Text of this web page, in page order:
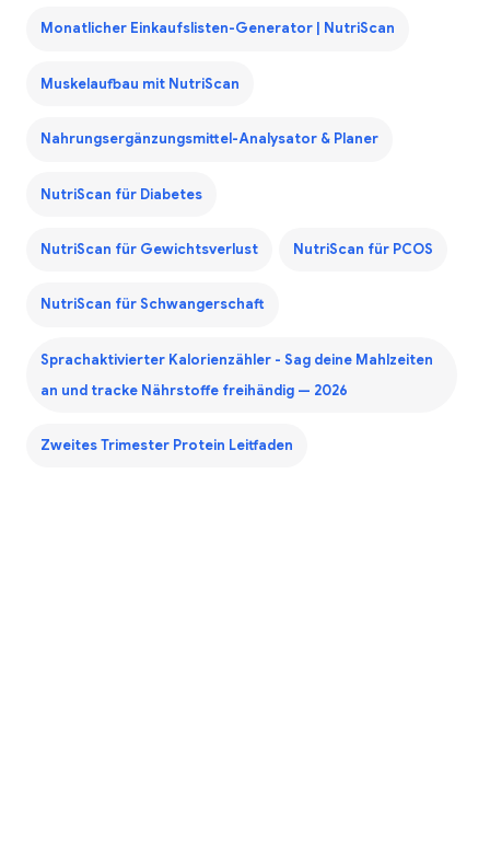
Monatlicher Einkaufslisten-Generator | NutriScan
Muskelaufbau mit NutriScan
Nahrungsergänzungsmittel-Analysator & Planer
NutriScan für Diabetes
NutriScan für Gewichtsverlust NutriScan für PCOS
NutriScan für Schwangerschaft
Sprachaktivierter Kalorienzähler - Sag deine Mahlzeiten
an und tracke Nährstoffe freihändig — 2026
Zweites Trimester Protein Leitfaden